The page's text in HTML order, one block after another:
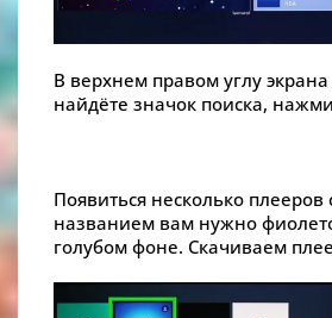
В верхнем правом углу экрана
найдёте значок поиска,
Появиться несколько
названием вам нужно
голубом фоне. Скачиваем